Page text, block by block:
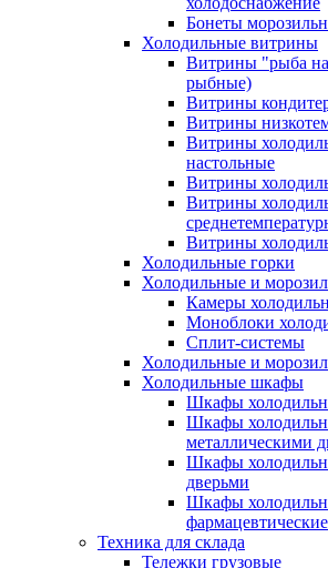
Бонеты
Холодильные витрины
Витрины "рыба
рыбные)
Витрины
Витрины
Витрины
настольные
Витрины
Витрины
Витрины
Холодильные горки
Холодильные и
Камеры
Моноблоки
Сплит-системы
Холодильные и
Холодильные шкафы
Шкафы
Шкафы
металлическими
Шкафы
дверьми
Шкафы
фармацевтические
Техника для склада
Тележки грузовые